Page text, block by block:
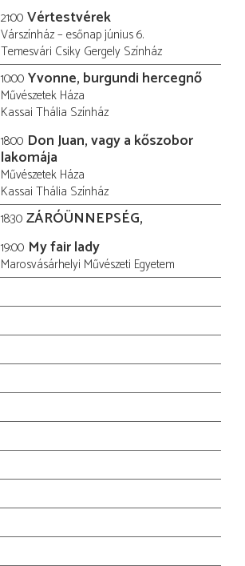
21:00 Vértestvérek
Várszínház – esőnap június 6.
Temesvári Csiky Gergely Színház
10:00 Yvonne, burgundi hercegnő
Művészetek Háza
Kassai Thália Színház
18:00 Don Juan, vagy a kőszobor
lakomája
Művészetek Háza
Kassai Thália Színház
18:30 ZÁRÓÜNNEPSÉG,
19:00 My fair lady
Marosvásárhelyi Művészeti Egyetem